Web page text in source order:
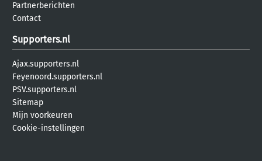
Partnerberichten
Contact
Supporters.nl
Ajax.supporters.nl
Feyenoord.supporters.nl
PSV.supporters.nl
Sitemap
Mijn voorkeuren
Cookie-instellingen